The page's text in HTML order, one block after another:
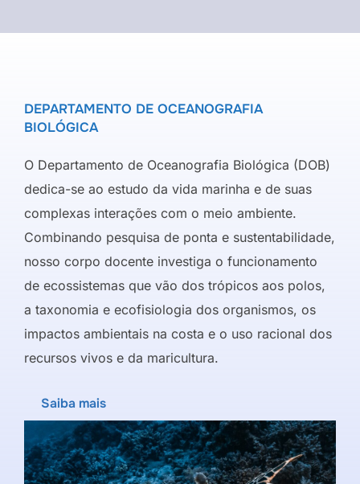
DEPARTAMENTO DE OCEANOGRAFIA
BIOLÓGICA
O Departamento de Oceanografia Biológica (DOB)
dedica-se ao estudo da vida marinha e de suas
complexas interações com o meio ambiente.
Combinando pesquisa de ponta e sustentabilidade,
nosso corpo docente investiga o funcionamento
de ecossistemas que vão dos trópicos aos polos,
a taxonomia e ecofisiologia dos organismos, os
impactos ambientais na costa e o uso racional dos
recursos vivos e da maricultura.
Saiba mais